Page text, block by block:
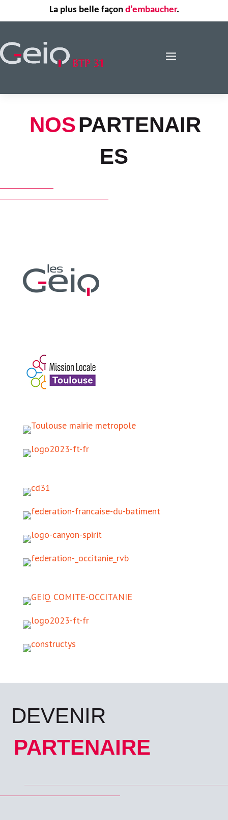
La plus belle façon d’embaucher.
NOSPARTENAIR
ES
DEVENIR
PARTENAIRE